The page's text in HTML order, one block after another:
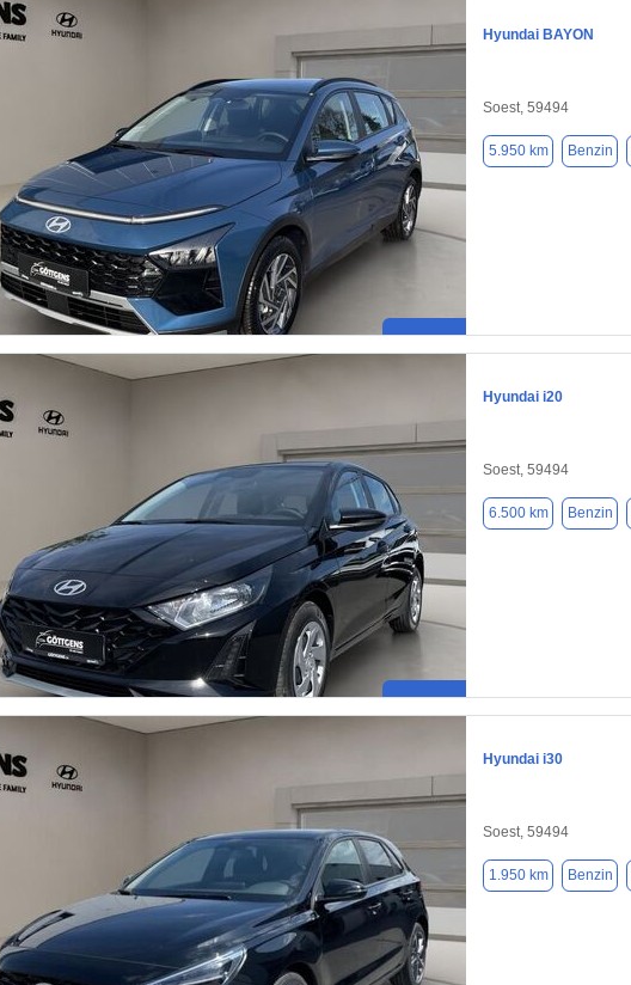
Hyundai BAYON
Soest, 59494
5.950 km Benzin
Hyundai i20
Soest, 59494
6.500 km Benzin
Hyundai i30
Soest, 59494
1.950 km Benzin